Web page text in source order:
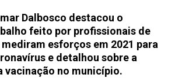
Dalbosco destacou o
feito por profissionais de
esforços em 2021 para
e detalhou sobre a
vacinação no município.